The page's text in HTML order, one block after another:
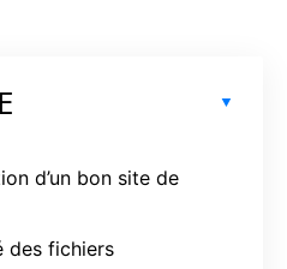
d’un bon site de
des fichiers